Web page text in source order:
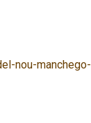
nou-manchego-